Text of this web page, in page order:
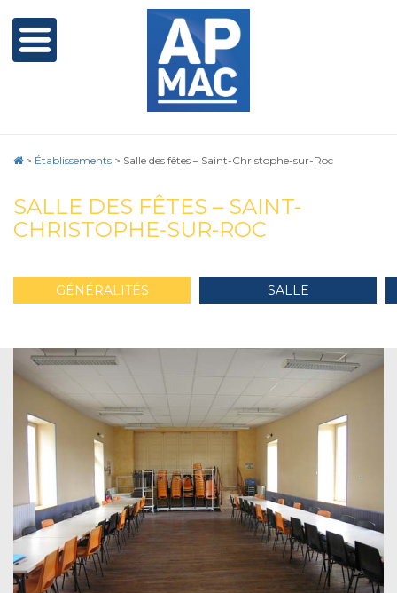
> Établissements > Salle des fêtes – Saint-Christophe-sur-Roc
SALLE DES FÊTES – SAINT-
CHRISTOPHE-SUR-ROC
GÉNÉRALITÉS SALLE